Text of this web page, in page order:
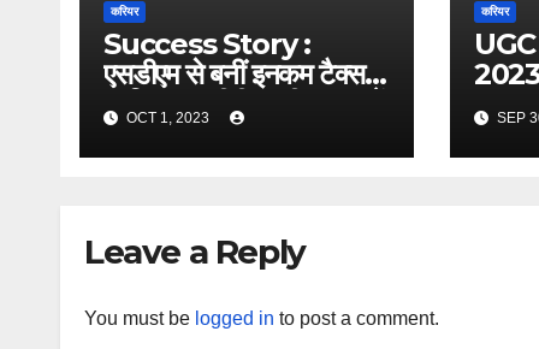
करियर
Success Story :
एसडीएम से बनीं इनकम टैक्स
ऑफिसर, यूपीपीएससी PCS में
आई थी 34वीं रैंक
OCT 1, 2023
करियर
2023
2023
गईSEP
Leave a Reply
You must be logged in to post a comment.